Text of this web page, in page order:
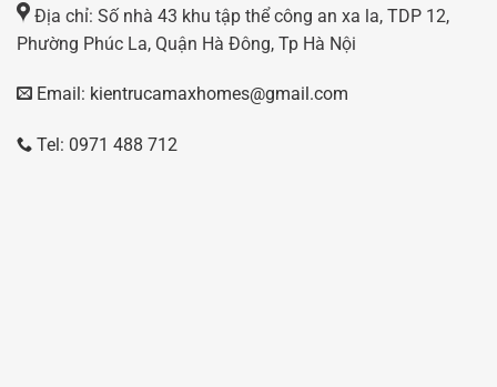
Địa chỉ: Số nhà 43 khu tập thể công an xa la, TDP 12,
Phường Phúc La, Quận Hà Đông, Tp Hà Nội
Email: kientrucamaxhomes@gmail.com
Tel: 0971 488 712